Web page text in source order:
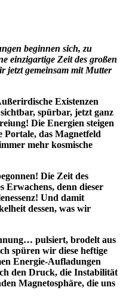
beginnen sich, zu
einzigartige Zeit des großen
jetzt gemeinsam mit Mutter
Existenzen
spürbar, jetzt ganz
Die Energien steigen
das Magnetfeld
mehr kosmische
Die Zeit des
Erwachens, denn dieser
Und damit
dessen, was wir
pulsiert, brodelt aus
spüren wir diese heftige
Energie-Aufladungen
den Druck, die Instabilität
Magnetosphäre, die uns